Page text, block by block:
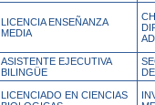
LICENCIA ENSEÑANZA
MEDIA
ASISTENTE EJECUTIVA
BILINGÜE
LICENCIADO EN CIENCIAS